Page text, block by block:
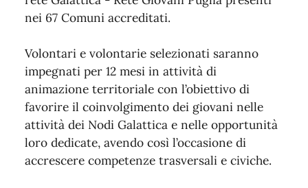
nei 67 Comuni accreditati.
Volontari e volontarie selezionati saranno
impegnati per 12 mesi in attività di
animazione territoriale con l’obiettivo di
favorire il coinvolgimento dei giovani nelle
attività dei Nodi Galattica e nelle opportunità
loro dedicate, avendo così l’occasione di
accrescere competenze trasversali e civiche.